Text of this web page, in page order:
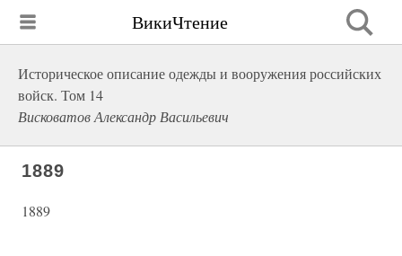
ВикиЧтение
Историческое описание одежды и вооружения российских
войск. Том 14
Висковатов Александр Васильевич
1889
1889